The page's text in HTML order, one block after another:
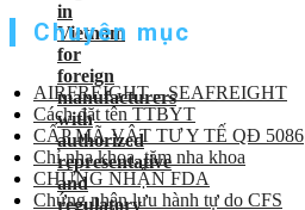
Chuyên mục
AIRFREIGHT – SEAFREIGHT
Cách đặt tên TTBYT
CẤP MÃ VẬT TƯ Y TẾ QĐ 5086
Chỉ nha khoa, tăm nha khoa
CHỨNG NHẬN FDA
Chứng nhận lưu hành tự do CFS